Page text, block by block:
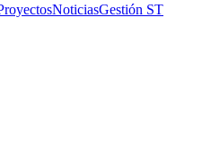
NoticiasGestión ST